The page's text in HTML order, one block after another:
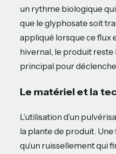
un rythme biologique
que le glyphosate soit
appliqué lorsque ce flux
hivernal, le produit reste
principal pour
Le matériel et la
L’utilisation d’un
la plante de produit.
qu’un ruissellement qui